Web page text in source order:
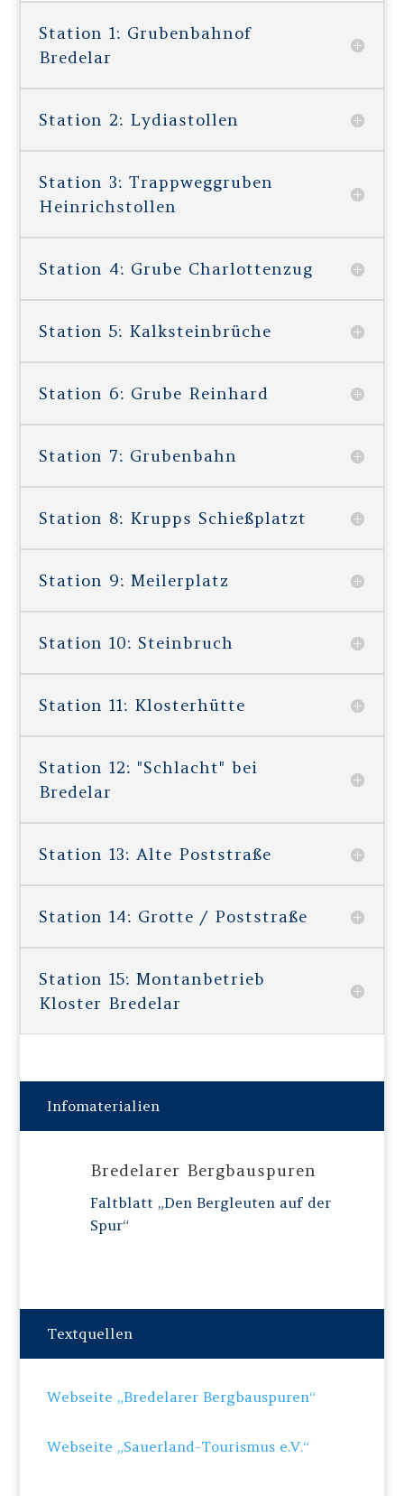
Station 1: Grubenbahnof
Bredelar
Station 2: Lydiastollen
Station 3: Trappweggruben
Heinrichstollen
Station 4: Grube Charlottenzug
Station 5: Kalksteinbrüche
Station 6: Grube Reinhard
Station 7: Grubenbahn
Station 8: Krupps Schießplatzt
Station 9: Meilerplatz
Station 10: Steinbruch
Station 11: Klosterhütte
Station 12: "Schlacht" bei
Bredelar
Station 13: Alte Poststraße
Station 14: Grotte / Poststraße
Station 15: Montanbetrieb
Kloster Bredelar
Infomaterialien
Bredelarer Bergbauspuren
Faltblatt „Den Bergleuten auf der
Spur“
Textquellen
Webseite „Bredelarer Bergbauspuren“
Webseite „Sauerland-Tourismus e.V.“